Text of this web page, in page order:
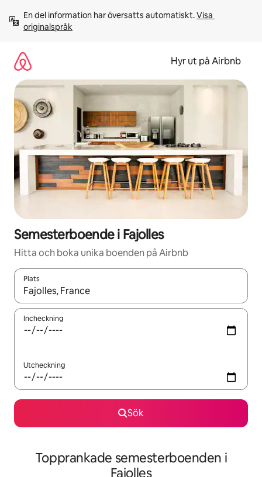
innehåll
En del information har översatts automatiskt. Visa
originalspråk
Hyr ut på Airbnb
Semesterboende i Fajolles
Hitta och boka unika boenden på Airbnb
Plats
När resultaten är tillgängliga kan du navigera med upp- och
Incheckning
Utcheckning
Sök
Topprankade semesterboenden i
Fajolles